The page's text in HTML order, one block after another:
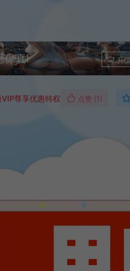
保真! 升
VIP尊享优惠特权 点赞 (1 )